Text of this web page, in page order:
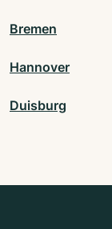
Bremen
Hannover
Duisburg